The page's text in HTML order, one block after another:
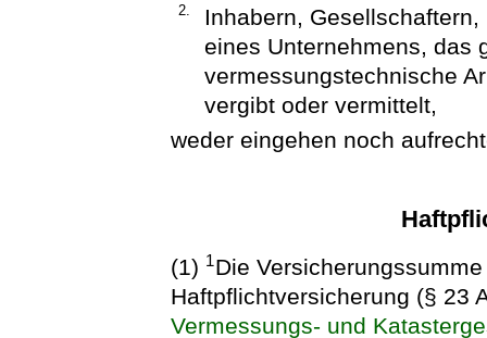
2.
Inhabern,
eines Unternehmens, das
vermessungstechnische
vergibt oder vermittelt,
weder eingehen noch
(1) 1Die
Haftpflichtversicherung (§ 23
Vermessungs- und